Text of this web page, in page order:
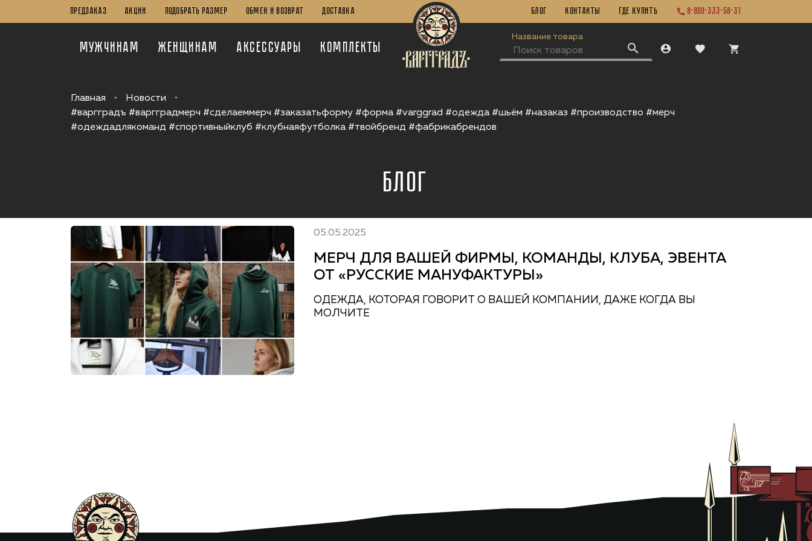
ПРЕДЗАКАЗ Акции Подобрать Размер Обмен И Возврат Доставка Блог Контакты ГДЕ КУПИТЬ 8-800-333-58-31
Мужчинам Женщинам Аксессуары Комплекты
Название товара
Главная
Новости
#варгградъ #варгградмерч #сделаеммерч #заказатьформу #форма #varggrad #одежда #шьём #назаказ #производство #мерч
#одеждадлякоманд #спортивныйклуб #клубнаяфутболка #твойбренд #фабрикабрендов
Блог
МЕРЧ ДЛЯ ВАШЕЙ ФИРМЫ, КОМАНДЫ, КЛУБА, ЭВЕНТА
ОТ «РУССКИЕ МАНУФАКТУРЫ»
ОДЕЖДА, КОТОРАЯ ГОВОРИТ О ВАШЕЙ КОМПАНИИ, ДАЖЕ КОГДА ВЫ
МОЛЧИТЕ
05.05.2025